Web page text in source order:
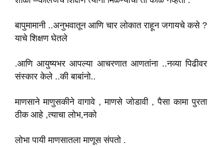
बापुमामानी ..अनुभवातून आणि चार लोकात राहून जगायचे कसे ?
याचे शिक्षण घेतले
.आणि आयुष्यभर आपल्या आचरणात आणतांना ..नव्या पिढीवर
संस्कार केले ..की बाबांनो..
माणसाने माणुसकीने वागावे , माणसे जोडावी , पैसा कामा पुरता
ठीक आहे ,त्याचा लोभ,नको
लोभा पायी माणसातला माणूस संपतो .